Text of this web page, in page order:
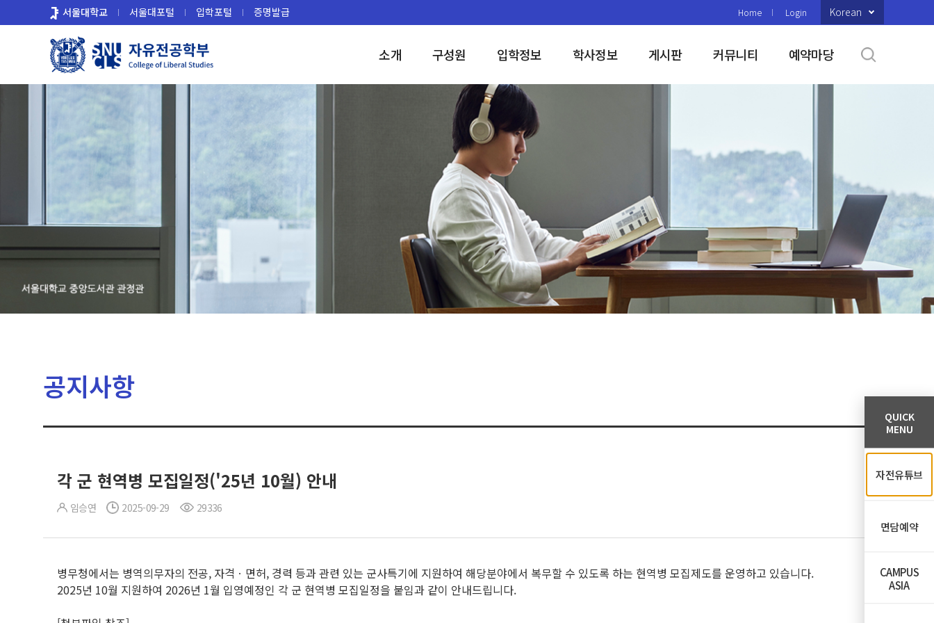
로
서울대학교 서울대포털 입학포털 증명발급 Home Login Korean
소개 구성원 입학정보 학사정보 게시판 커뮤니티 예약마당
공지사항
각 군 현역병 모집일정('25년 10월) 안내
임승연 2025-09-29 29336
병무청에서는 병역의무자의 전공, 자격ㆍ면허, 경력 등과 관련 있는 군사특기에 지원하여 해당분야에서 복무할 수 있도록 하는 현역병 모집제도를 운영하고 있습니다.
2025년 10월 지원하여 2026년 1월 입영예정인 각 군 현역병 모집일정을 붙임과 같이 안내드립니다.
QUICK
MENU
자전유튜브
면담예약
CAMPUS
ASIA